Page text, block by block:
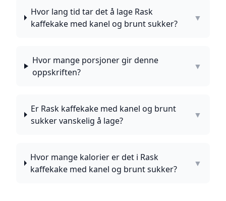
Hvor lang tid tar det å lage Rask
kaffekake med kanel og brunt sukker?
▼
Hvor mange porsjoner gir denne
oppskriften?
▼
Er Rask kaffekake med kanel og brunt
sukker vanskelig å lage?
▼
Hvor mange kalorier er det i Rask
kaffekake med kanel og brunt sukker?
▼